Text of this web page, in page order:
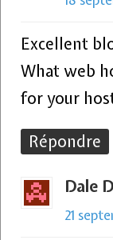
Excellent
What web
for your
Répondre
Dale
21